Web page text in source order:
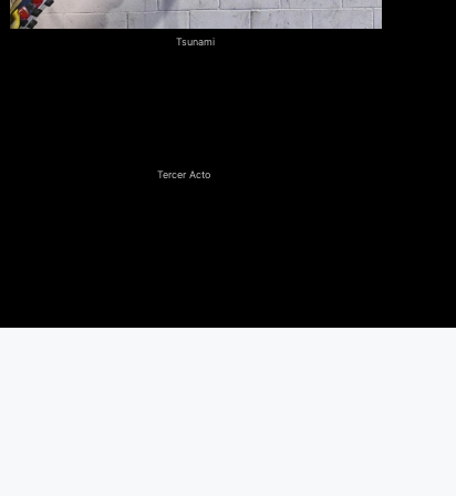
Tsunami
Tercer Acto